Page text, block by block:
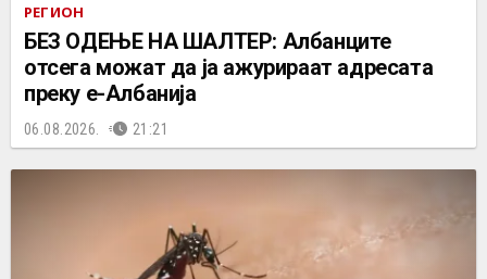
РЕГИОН
БЕЗ ОДЕЊЕ НА ШАЛТЕР: Албанците
отсега можат да ја ажурираат адресата
преку е-Албанија
06.08.2026. 21:21